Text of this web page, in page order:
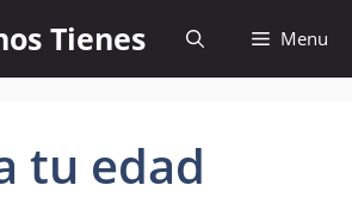
Tienes Menu
tu edad